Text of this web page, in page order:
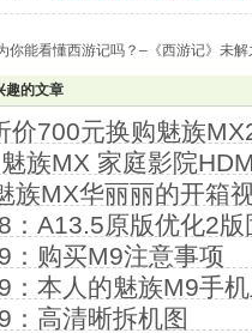
你能看懂西游记吗？–《西游记》未
趣的文章
价700元换购魅族
族MX 家庭影院
族MX华丽丽的开箱
：A13.5原版优化2
：购买M9注意事项
：本人的魅族M9手
：高清晰拆机图